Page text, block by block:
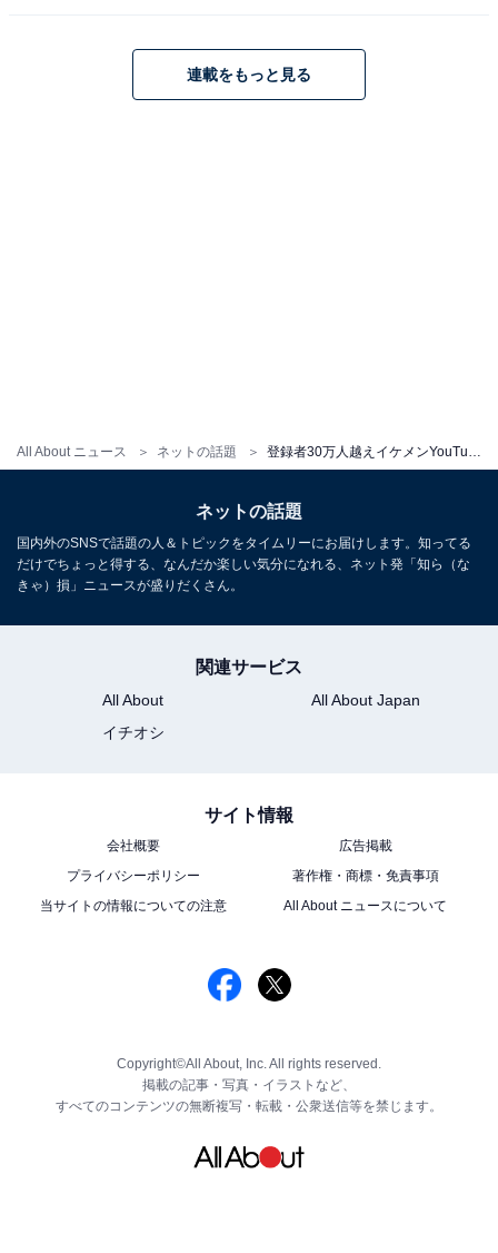
All About ニュース ネットの話題
連載をもっと見る
ネットの話題
国内外のSNSで話題の人＆トピックをタイムリーにお届けします。知ってる
だけでちょっと得する、なんだか楽しい気分になれる、ネット発「知ら（な
きゃ）損」ニュースが盛りだくさん。
関連サービス
All About
All About Japan
イチオシ
サイト情報
会社概要
広告掲載
プライバシーポリシー
著作権・商標・免責事項
当サイトの情報についての注意
All About ニュースについて
Copyright©All About, Inc. All rights reserved.
掲載の記事・写真・イラストなど、
すべてのコンテンツの無断複写・転載・公衆送信等を禁じます。